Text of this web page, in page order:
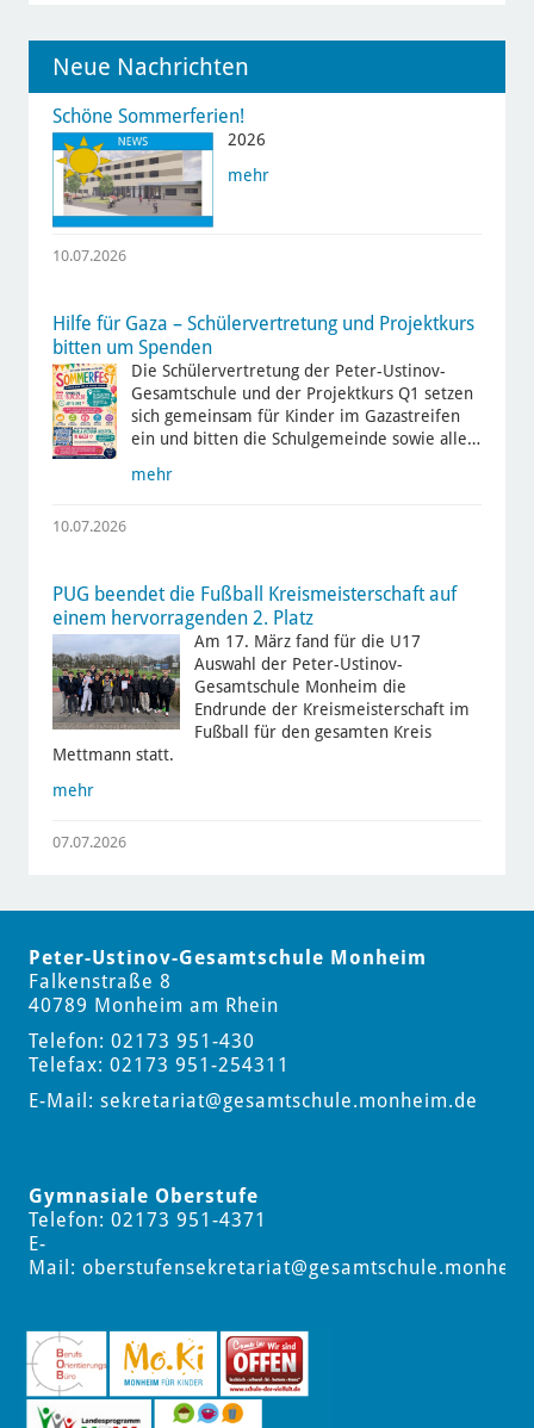
Neue Nachrichten
Schöne Sommerferien!
2026
mehr
10.07.2026
Hilfe für Gaza – Schülervertretung und Projektkurs
bitten um Spenden
Die Schülervertretung der Peter-Ustinov-
Gesamtschule und der Projektkurs Q1 setzen
sich gemeinsam für Kinder im Gazastreifen
ein und bitten die Schulgemeinde sowie alle…
mehr
10.07.2026
PUG beendet die Fußball Kreismeisterschaft auf
einem hervorragenden 2. Platz
Am 17. März fand für die U17
Auswahl der Peter-Ustinov-
Gesamtschule Monheim die
Endrunde der Kreismeisterschaft im
Fußball für den gesamten Kreis
Mettmann statt.
mehr
07.07.2026
Peter-Ustinov-Gesamtschule Monheim
Falkenstraße 8
40789 Monheim am Rhein
Telefon: 02173 951-430
Telefax: 02173 951-254311
E-Mail: sekretariat@gesamtschule.monheim.de
Gymnasiale Oberstufe
Telefon: 02173 951-4371
E-
Mail: oberstufensekretariat